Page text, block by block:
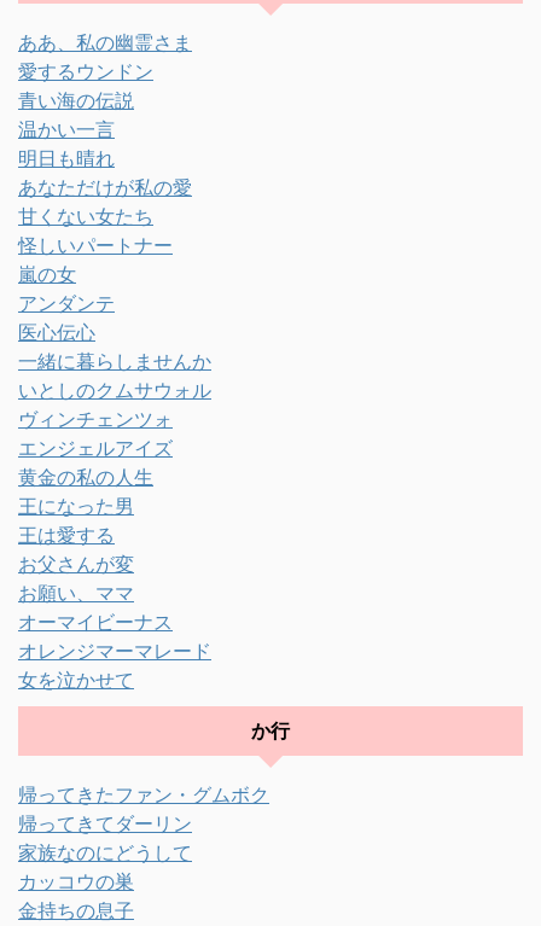
ああ、私の幽霊さま
愛するウンドン
青い海の伝説
温かい一言
明日も晴れ
あなただけが私の愛
甘くない女たち
怪しいパートナー
嵐の女
アンダンテ
医心伝心
一緒に暮らしませんか
いとしのクムサウォル
ヴィンチェンツォ
エンジェルアイズ
黄金の私の人生
王になった男
王は愛する
お父さんが変
お願い、ママ
オーマイビーナス
オレンジマーマレード
女を泣かせて
か行
帰ってきたファン・グムボク
帰ってきてダーリン
家族なのにどうして
カッコウの巣
金持ちの息子